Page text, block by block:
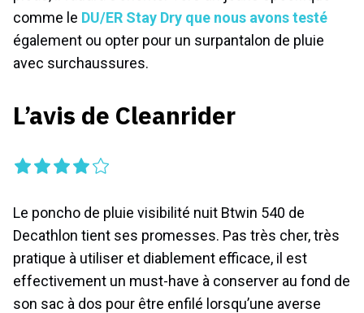
comme le DU/ER Stay Dry que nous avons testé
également ou opter pour un surpantalon de pluie
avec surchaussures.
L’avis de Cleanrider
Le poncho de pluie visibilité nuit Btwin 540 de
Decathlon tient ses promesses. Pas très cher, très
pratique à utiliser et diablement efficace, il est
effectivement un must-have à conserver au fond de
son sac à dos pour être enfilé lorsqu’une averse